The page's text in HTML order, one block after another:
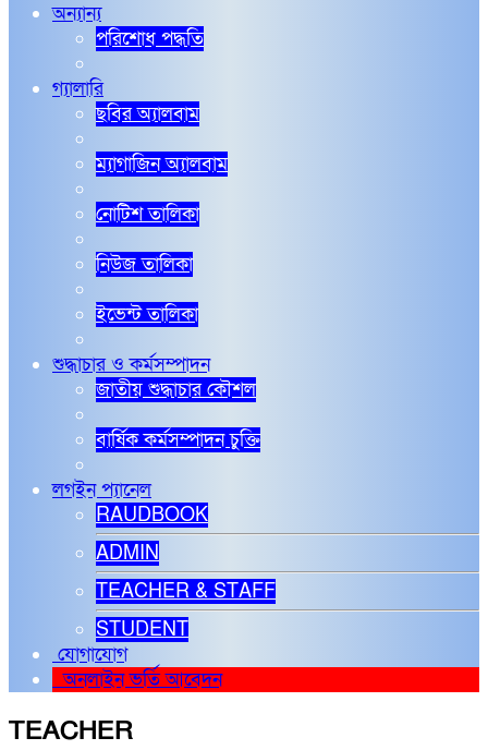
অন্যান্য
পরিশোধ পদ্ধতি
গ্যালারি
ছবির অ্যালবাম
ম্যাগাজিন অ্যালবাম
নোটিশ তালিকা
নিউজ তালিকা
ইভেন্ট তালিকা
শুদ্ধাচার ও কর্মসম্পাদন
জাতীয় শুদ্ধাচার কৌশল
বার্ষিক কর্মসম্পাদন চুক্তি
লগইন প্যানেল
RAUDBOOK
ADMIN
TEACHER & STAFF
STUDENT
যোগাযোগ
অনলাইন ভর্তি আবেদন
TEACHER